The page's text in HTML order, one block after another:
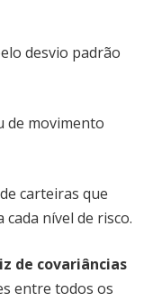
desvio padrão
de movimento
carteiras que
nível de risco.
de covariâncias
entre todos os